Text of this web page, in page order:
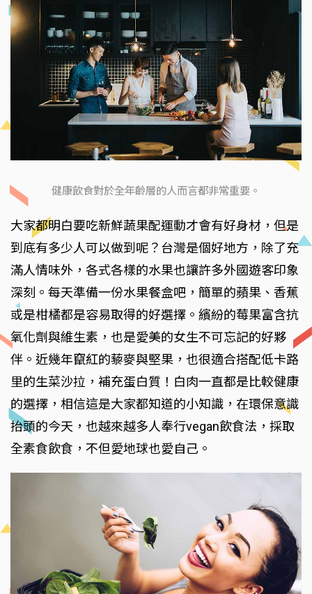
健康飲食對於全年齡層的人而言都非常重要。
大家都明白要吃新鮮蔬果配運動才會有好身材，但是
到底有多少人可以做到呢？台灣是個好地方，除了充
滿人情味外，各式各樣的水果也讓許多外國遊客印象
深刻。每天準備一份水果餐盒吧，簡單的蘋果、香蕉
或是柑橘都是容易取得的好選擇。繽紛的莓果富含抗
氧化劑與維生素，也是愛美的女生不可忘記的好夥
伴。近幾年竄紅的藜麥與堅果，也很適合搭配低卡路
里的生菜沙拉，補充蛋白質！白肉一直都是比較健康
的選擇，相信這是大家都知道的小知識，在環保意識
抬頭的今天，也越來越多人奉行vegan飲食法，採取
全素食飲食，不但愛地球也愛自己。